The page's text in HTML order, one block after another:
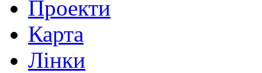
Проекти
Карта
Лінки